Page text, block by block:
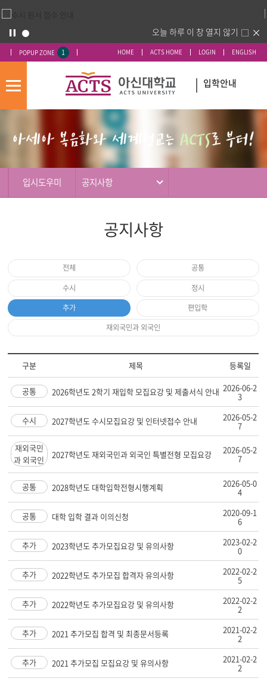
오늘 하루 이 창 열지 않기
POPUP ZONE 1 HOME ACTS HOME LOGIN ENGLISH
모
뉴
입학안내
입시도우미 공지사항
공지사항
전체
공통
수시
정시
추가
편입학
재외국민과 외국인
구분 제목 등록일
공통 2026학년도 2학기 재입학 모집요강 및 제출서식 안내 2026-06-2
3
수시 2027학년도 수시모집요강 및 인터넷접수 안내 2026-05-2
7
재외국민
과 외국인
2027학년도 재외국민과 외국인 특별전형 모집요강 2026-05-2
7
공통 2028학년도 대학입학전형시행계획 2026-05-0
4
공통 대학 입학 결과 이의신청 2020-09-1
6
추가 2023학년도 추가모집요강 및 유의사항 2023-02-2
0
추가 2022학년도 추가모집 합격자 유의사항 2022-02-2
5
추가 2022학년도 추가모집요강 및 유의사항 2022-02-2
2
추가 2021 추가모집 합격 및 최종문서등록 2021-02-2
2
추가 2021 추가모집 모집요강 및 유의사항 2021-02-2
2